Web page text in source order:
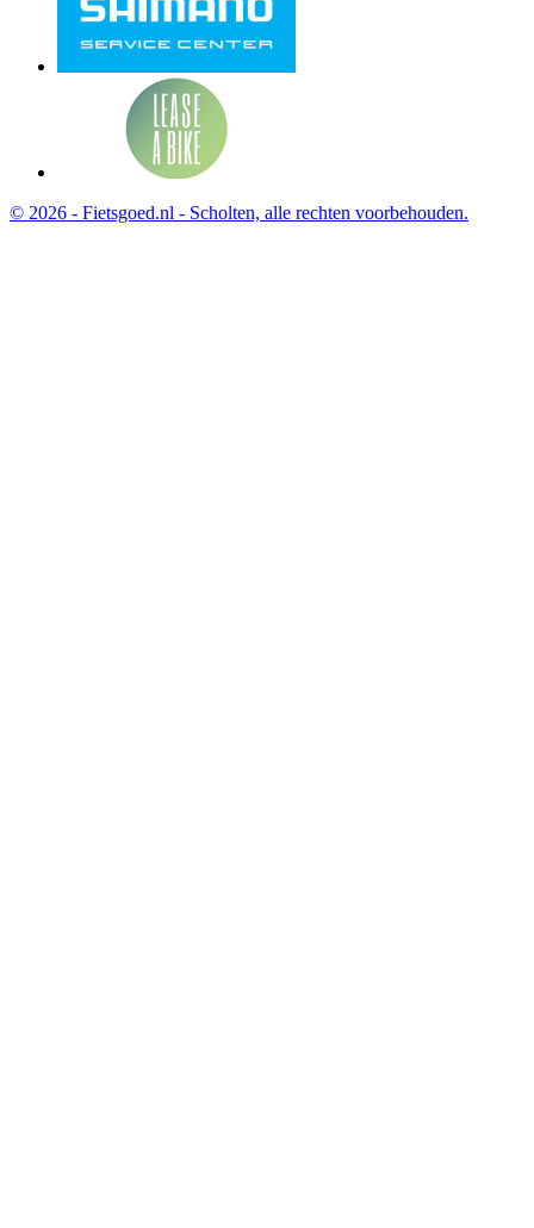
© 2026 - Fietsgoed.nl - Scholten, alle rechten voorbehouden.